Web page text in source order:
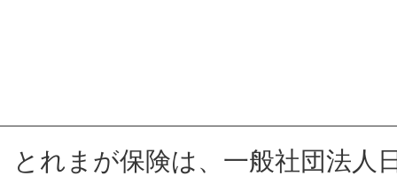
とれまが保険は、一般社団法人